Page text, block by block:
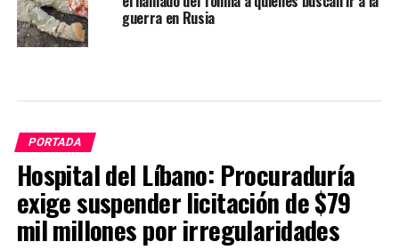
guerra en Rusia
PORTADA
Hospital del Líbano: Procuraduría
exige suspender licitación de $79
mil millones por irregularidades